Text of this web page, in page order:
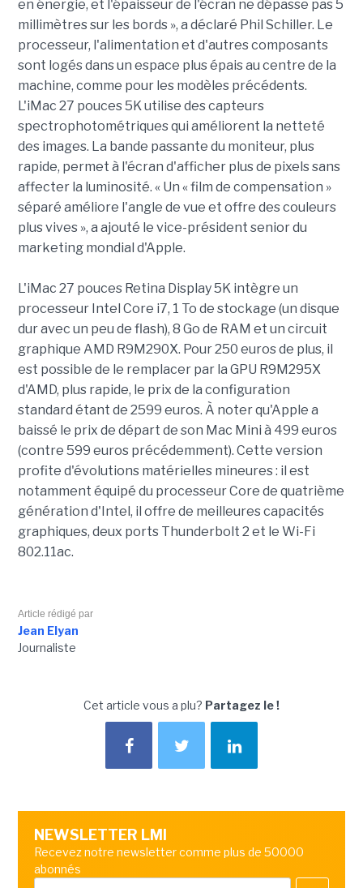
en énergie, et l'épaisseur de l'écran ne dépasse pas 5
millimètres sur les bords », a déclaré Phil Schiller. Le
processeur, l'alimentation et d'autres composants
sont logés dans un espace plus épais au centre de la
machine, comme pour les modèles précédents.
L'iMac 27 pouces 5K utilise des capteurs
spectrophotométriques qui améliorent la netteté
des images. La bande passante du moniteur, plus
rapide, permet à l'écran d'afficher plus de pixels sans
affecter la luminosité. « Un « film de compensation »
séparé améliore l'angle de vue et offre des couleurs
plus vives », a ajouté le vice-président senior du
marketing mondial d'Apple.
L'iMac 27 pouces Retina Display 5K intègre un
processeur Intel Core i7, 1 To de stockage (un disque
dur avec un peu de flash), 8 Go de RAM et un circuit
graphique AMD R9M290X. Pour 250 euros de plus, il
est possible de le remplacer par la GPU R9M295X
d'AMD, plus rapide, le prix de la configuration
standard étant de 2599 euros. À noter qu'Apple a
baissé le prix de départ de son Mac Mini à 499 euros
(contre 599 euros précédemment). Cette version
profite d'évolutions matérielles mineures : il est
notamment équipé du processeur Core de quatrième
génération d'Intel, il offre de meilleures capacités
graphiques, deux ports Thunderbolt 2 et le Wi-Fi
802.11ac.
Article rédigé par
Jean Elyan
Journaliste
Cet article vous a plu? Partagez le !
NEWSLETTER LMI
Recevez notre newsletter comme plus de 50000
abonnés